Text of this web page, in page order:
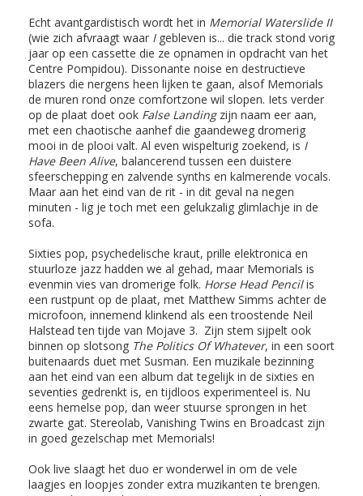
Echt avantgardistisch wordt het in Memorial Waterslide II
(wie zich afvraagt waar I gebleven is... die track stond vorig
jaar op een cassette die ze opnamen in opdracht van het
Centre Pompidou). Dissonante noise en destructieve
blazers die nergens heen lijken te gaan, alsof Memorials
de muren rond onze comfortzone wil slopen. Iets verder
op de plaat doet ook False Landingzijn naam eer aan,
met een chaotische aanhef die gaandeweg dromerig
mooi in de plooi valt. Al even wispelturig zoekend, is I
Have Been Alive, balancerend tussen een duistere
sfeerschepping en zalvende synths en kalmerende vocals.
Maar aan het eind van de rit - in dit geval na negen
minuten - lig je toch met een gelukzalig glimlachje in de
sofa.
Sixties pop, psychedelische kraut, prille elektronica en
stuurloze jazz hadden we al gehad, maar Memorials is
evenmin vies van dromerige folk. Horse Head Pencilis
een rustpunt op de plaat, met Matthew Simms achter de
microfoon, innemend klinkend als een troostende Neil
Halstead ten tijde van Mojave 3. Zijn stem sijpelt ook
binnen op slotsong The Politics Of Whatever, in een soort
buitenaards duet met Susman. Een muzikale bezinning
aan het eind van een album dat tegelijk in de sixties en
seventies gedrenkt is, en tijdloos experimenteel is. Nu
eens hemelse pop, dan weer stuurse sprongen in het
zwarte gat. Stereolab, Vanishing Twins en Broadcast zijn
in goed gezelschap met Memorials!
Ook live slaagt het duo er wonderwel in om de vele
laagjes en loopjes zonder extra muzikanten te brengen.